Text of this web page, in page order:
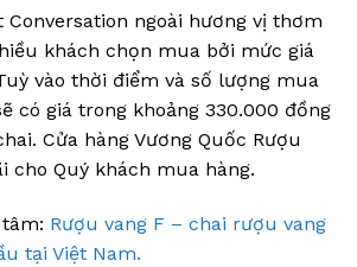
Conversation ngoài hương vị thơm
khách chọn mua bởi mức giá
vào thời điểm và số lượng mua
có giá trong khoảng 330.000 đồng
Cửa hàng Vương Quốc Rượu
cho Quý khách mua hàng.
Rượu vang F – chai rượu vang
tại Việt Nam.